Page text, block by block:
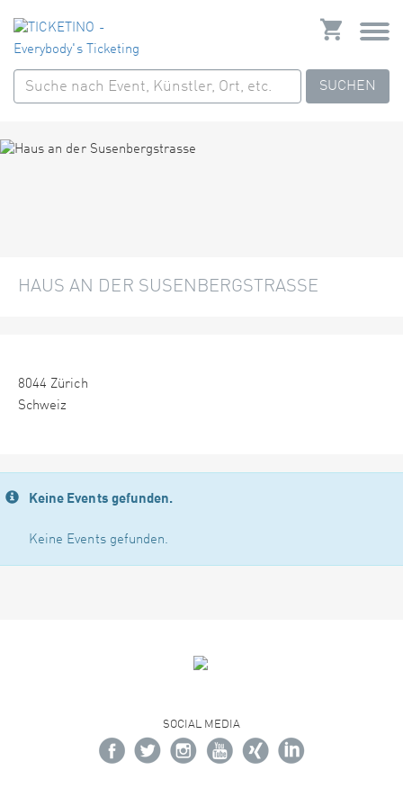
SUCHEN
HAUS AN DER SUSENBERGSTRASSE
8044 Zürich
Schweiz
Keine Events gefunden.
Keine Events gefunden.
SOCIAL MEDIA